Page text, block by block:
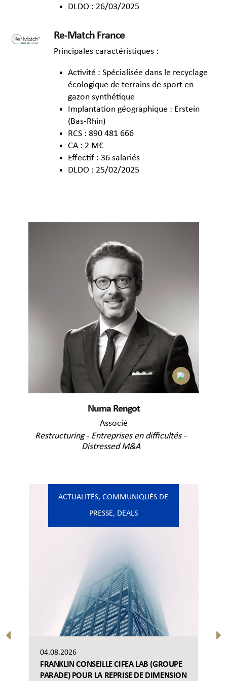
DLDO : 26/03/2025
Re-Match France
Principales caractéristiques :
Activité : Spécialisée dans le recyclage
écologique de terrains de sport en
gazon synthétique
Implantation géographique : Erstein
(Bas-Rhin)
RCS : 890 481 666
CA : 2 M€
Effectif : 36 salariés
DLDO : 25/02/2025
Numa Rengot
Associé
Restructuring - Entreprises en difficultés -
Distressed M&A
ACTUALITÉS,COMMUNIQUÉS DE
PRESSE, DEALS
04.08.2026
FRANKLIN CONSEILLE CIFEA LAB (GROUPE
PARADE) POUR LA REPRISE DE DIMENSION